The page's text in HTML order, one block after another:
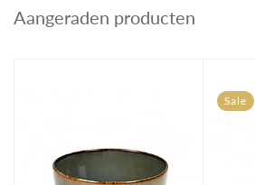
Aangeraden producten
Sale